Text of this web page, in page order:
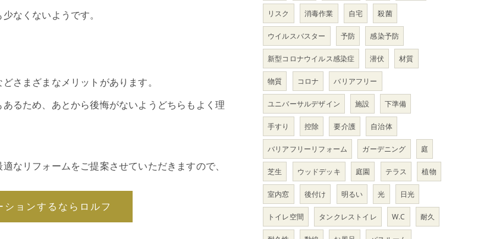
なくないようです。
さまざまなメリットがあります。
るため、あとから後悔がないようどちらもよく理
なリフォームをご提案させていただきますので、
ョンするならロルフ
リスク 消毒作業 自宅 殺菌
ウイルスバスター 予防 感染予防
新型コロナウイルス感染症 潜伏 材質
物質 コロナ バリアフリー
ユニバーサルデザイン 施設 下準備
手すり 控除 要介護 自治体
バリアフリーリフォーム ガーデニング 庭
芝生 ウッドデッキ 庭園 テラス 植物
室内窓 後付け 明るい 光 日光
トイレ空間 タンクレストイレ W.C 耐久